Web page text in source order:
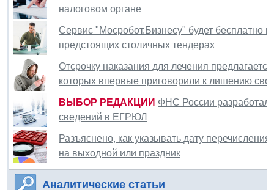
налоговом органе
Сервис "Мосробот.Бизнесу" будет бесплатно
предстоящих столичных тендерах
Отсрочку наказания для лечения
которых впервые приговорили к лишению
ВЫБОР РЕДАКЦИИ ФНС России
сведений в ЕГРЮЛ
Разъяснено, как указывать дату
на выходной или праздник
Аналитические статьи